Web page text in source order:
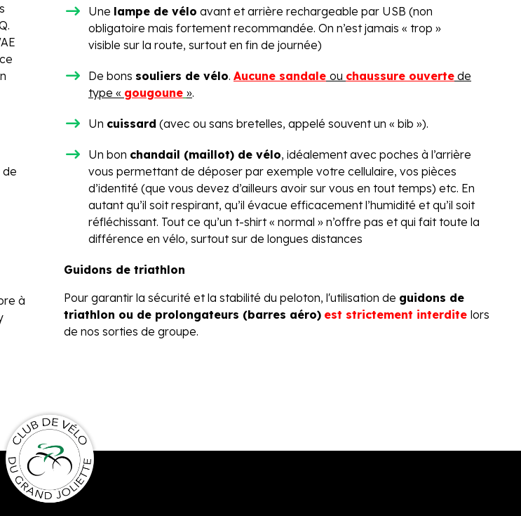
de
à
Une lampe de vélo avant et arrière rechargeable par USB (non
obligatoire mais fortement recommandée. On n’est jamais « trop »
visible sur la route, surtout en fin de journée)
De bons souliers de vélo. Aucune sandale ou chaussure ouverte de
type « gougoune ».
Un cuissard (avec ou sans bretelles, appelé souvent un « bib »).
Un bon chandail (maillot) de vélo, idéalement avec poches à l’arrière
vous permettant de déposer par exemple votre cellulaire, vos pièces
d’identité (que vous devez d’ailleurs avoir sur vous en tout temps) etc. En
autant qu’il soit respirant, qu’il évacue efficacement l’humidité et qu’il soit
réfléchissant. Tout ce qu’un t-shirt « normal » n’offre pas et qui fait toute la
différence en vélo, surtout sur de longues distances
Guidons de triathlon
Pour garantir la sécurité et la stabilité du peloton, l'utilisation de guidons de
triathlon ou de prolongateurs (barres aéro) est strictement interdite lors
de nos sorties de groupe.